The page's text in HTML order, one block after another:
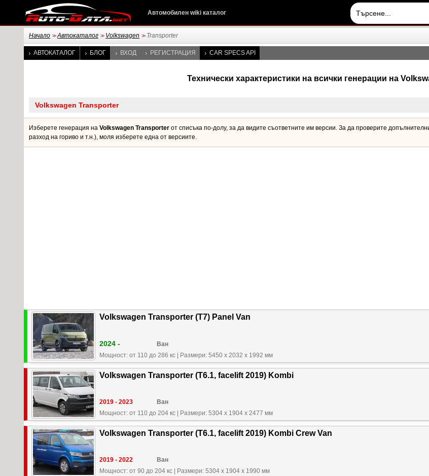
Автомобилен wiki каталог
Начало >> Автокаталог >> Volkswagen >> Transporter
АВТОКАТАЛОГ БЛОГ ВХОД РЕГИСТРАЦИЯ CAR SPECS API
Технически характеристики на всички генерации на
Изберете генерация на Volkswagen Transporter от списъка по-долу, за да видите съответните им версии. За да проверите
разход на гориво и т.н.), моля изберете една от версиите.
Volkswagen Transporter (T7) Panel Van
2024 -
Ван
Мощност: от 110 до 286 кс
Размери: 5450 x 2032 x 1992 мм
Volkswagen Transporter (T6.1, facelift 2019) Kombi
2019 - 2023
Ван
Мощност: от 110 до 204 кс
Размери: 5304 x 1904 x 2477 мм
Volkswagen Transporter (T6.1, facelift 2019) Kombi Crew Van
2019 - 2022
Ван
Мощност: от 90 до 204 кс
Размери: 5304 x 1904 x 1990 мм